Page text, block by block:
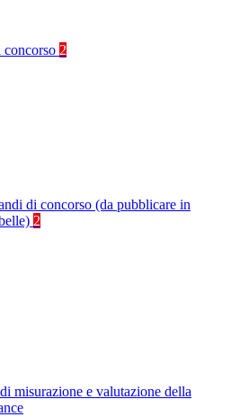
2
di concorso (da pubblicare in
2
misurazione e valutazione della